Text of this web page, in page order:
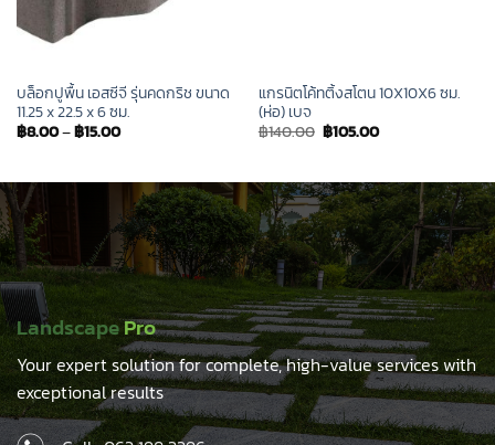
บล็อกปูพื้น เอสซีจี รุ่นคดกริช ขนาด
11.25 x 22.5 x 6 ซม.
฿8.00–฿15.00
แกรนิตโค้ทติ้งสโตน 10X10X6 ซม.
(ห่อ) เบจ
฿140.00 Original
price
฿105.00Current
LandscapePro
Your expert solution for complete, high-value services with
exceptional results